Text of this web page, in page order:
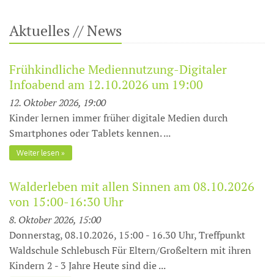
Aktuelles // News
Frühkindliche Mediennutzung-Digitaler
Infoabend am 12.10.2026 um 19:00
12. Oktober 2026, 19:00
Kinder lernen immer früher digitale Medien durch
Smartphones oder Tablets kennen. ...
Weiter lesen
Walderleben mit allen Sinnen am 08.10.2026
von 15:00-16:30 Uhr
8. Oktober 2026, 15:00
Donnerstag, 08.10.2026, 15:00 - 16.30 Uhr, Treffpunkt
Waldschule Schlebusch Für Eltern/Großeltern mit ihren
Kindern 2 - 3 Jahre Heute sind die ...